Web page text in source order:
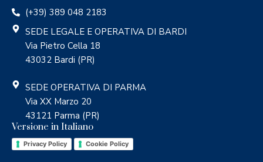
(+39) 389 048 2183
SEDE LEGALE E OPERATIVA DI BARDI
Via Pietro Cella 18
43032 Bardi (PR)
SEDE OPERATIVA DI PARMA
Via XX Marzo 20
43121 Parma (PR)
Versione in Italiano
Privacy Policy Cookie Policy